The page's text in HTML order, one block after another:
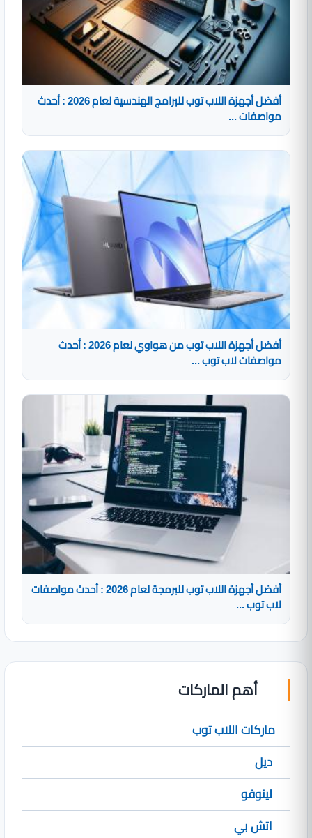
أفضل أجهزة اللاب توب للبرامج الهندسية لعام 2026 : أحدث
مواصفات ...
أفضل أجهزة اللاب توب من هواوي لعام 2026 : أحدث
مواصفات لاب توب ...
أفضل أجهزة اللاب توب للبرمجة لعام 2026 : أحدث مواصفات
لاب توب ...
أهم الماركات
ماركات اللاب توب
ديل
لينوفو
اتش بي